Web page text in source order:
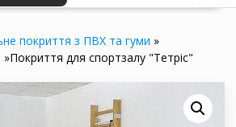
покриття з ПВХ та гуми »
»Покриття для спортзалу "Тетріс"